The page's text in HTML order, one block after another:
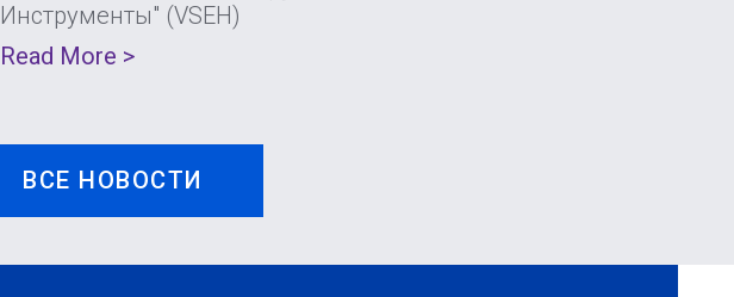
Инструменты" (VSEH)
Read More >
ВСЕ НОВОСТИ